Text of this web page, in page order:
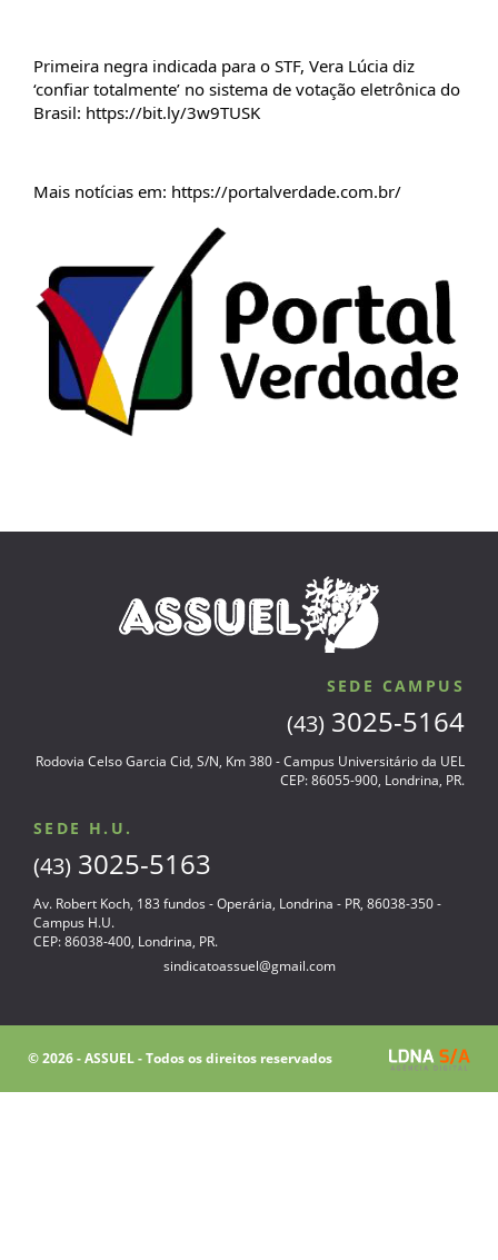
Primeira negra indicada para o STF, Vera Lúcia diz
‘confiar totalmente’ no sistema de votação eletrônica do
Brasil: https://bit.ly/3w9TUSK
Mais notícias em: https://portalverdade.com.br/
SEDE CAMPUS
(43) 3025-5164
Rodovia Celso Garcia Cid, S/N, Km 380 - Campus Universitário da UEL
CEP: 86055-900, Londrina, PR.
SEDE H.U.
(43) 3025-5163
Av. Robert Koch, 183 fundos - Operária, Londrina - PR, 86038-350 -
Campus H.U.
CEP: 86038-400, Londrina, PR.
sindicatoassuel@gmail.com
© 2026 - ASSUEL - Todos os direitos reservados